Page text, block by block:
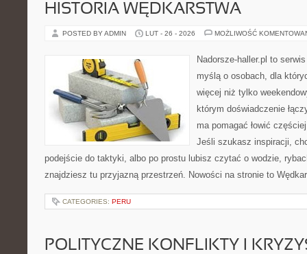
HISTORIA WĘDKARSTWA
POSTED BY ADMIN LUT - 26 - 2026 MOŻLIWOŚĆ
Nadorsze-haller.pl to
myślą o osobach, dla
więcej niż tylko
którym doświadczenie
ma pomagać łowić
Jeśli szukasz inspiracji,
podejście do taktyki, albo po prostu lubisz czytać o wodzie,
znajdziesz tu przyjazną przestrzeń. Nowości na stronie to
CATEGORIES: PERU
POLITYCZNE KONFLIKTY I